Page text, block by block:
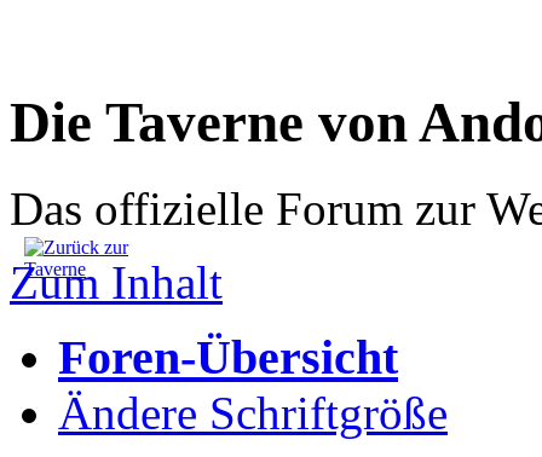
Die Taverne von
Das offizielle Forum zur
Zum Inhalt
Foren-Übersicht
Ändere Schriftgröße